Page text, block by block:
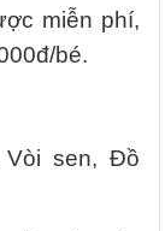
miễn phí,
bé.
Vòi sen, Đồ